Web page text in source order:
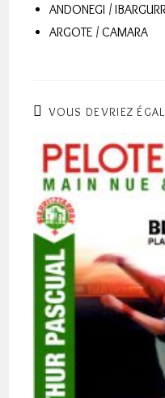
ANDONEGI /
ARGOTE / CAMARA
VOUS DEVRIEZ